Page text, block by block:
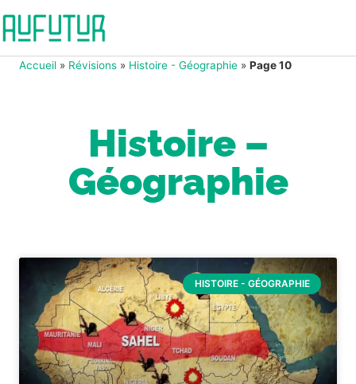
Accueil » Révisions » Histoire - Géographie » Page 10
Histoire –
Géographie
HISTOIRE - GÉOGRAPHIE